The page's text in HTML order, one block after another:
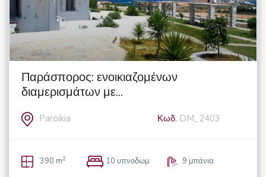
Παράσπορος: ενοικιαζομένων
διαμερισμάτων με...
Paroikia Κωδ. DM_2403
390 m2 10 υπνοδωμ. 9 μπάνια